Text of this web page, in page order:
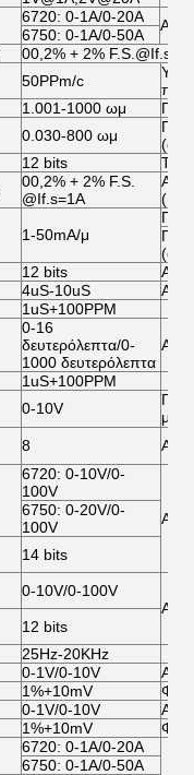
6720: 0-1A/0-20A
6750: 0-1A/0-50A
00,2% + 2%
50PPm/c
1.001-1000 ωμ
0.030-800 ωμ
12 bits
Tc
00,2% + 2% F.S.
@If.s=1A
1-50mA/μ
12 bits
4uS-10uS
1uS+100PPM
0-16
δευτερόλεπτα/0-
1000 δευτερόλεπτα
1uS+100PPM
0-10V
8
6720: 0-10V/0-
100V
6750: 0-20V/0-
100V
14 bits
0-10V/0-100V
12 bits
25Hz-20KHz
0-1V/0-10V
1%+10mV
0-1V/0-10V
1%+10mV
6720: 0-1A/0-20A
6750: 0-1A/0-50A